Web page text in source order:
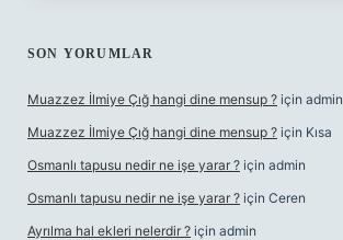
SON YORUMLAR
Muazzez İlmiye Çığ hangi dine mensup ? için admin
Muazzez İlmiye Çığ hangi dine mensup ? için Kısa
Osmanlı tapusu nedir ne işe yarar ? için admin
Osmanlı tapusu nedir ne işe yarar ? için Ceren
Ayrılma hal ekleri nelerdir ? için admin